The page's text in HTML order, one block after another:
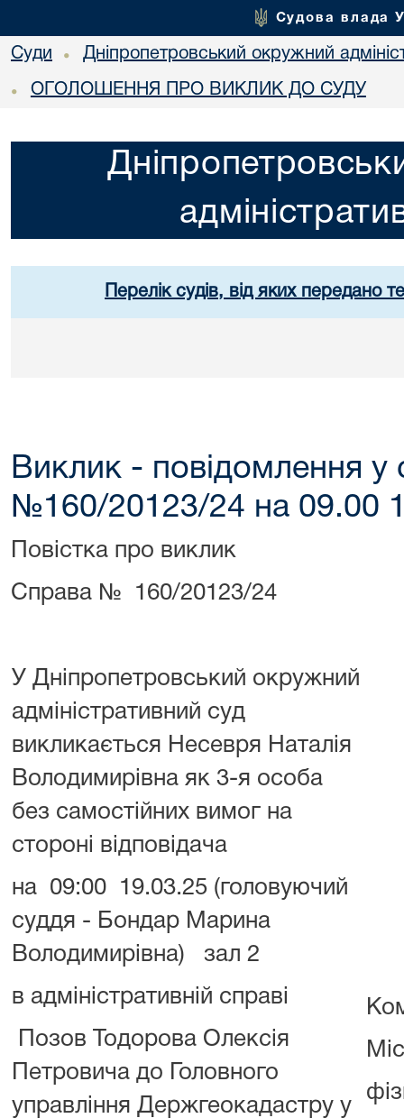
Судова влада
Суди • Дніпропетровський окружний
• ОГОЛОШЕННЯ ПРО ВИКЛИК ДО СУДУ
Перелік судів, від яких передано
Виклик - повідомлення у
№160/20123/24 на 09.00
Повістка про виклик
Справа № 160/20123/24
У Дніпропетровський окружний
адміністративний суд
викликається Несевря Наталія
Володимирівна як 3-я особа
без самостійних вимог на
стороні відповідача
на 09:00 19.03.25 (головуючий
суддя - Бондар Марина
Володимирівна) зал 2
в адміністративній справі
Позов Тодорова Олексія
Петровича до Головного
управління Держгеокадастру у